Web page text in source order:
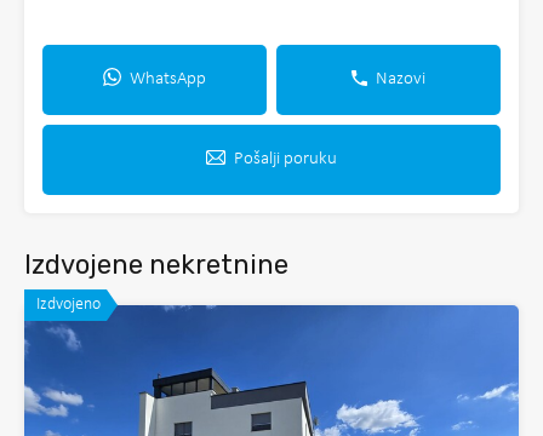
WhatsApp Nazovi
Pošalji poruku
Izdvojene nekretnine
Izdvojeno